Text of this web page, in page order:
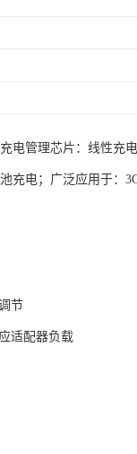
电管理芯片：线性充
充电；广泛应用于：
节
适配器负载